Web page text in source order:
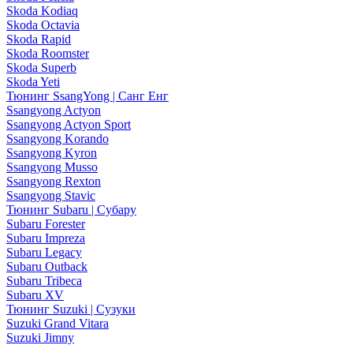
Skoda Kodiaq
Skoda Octavia
Skoda Rapid
Skoda Roomster
Skoda Superb
Skoda Yeti
Тюнинг SsangYong | Санг Енг
Ssangyong Actyon
Ssangyong Actyon Sport
Ssangyong Korando
Ssangyong Kyron
Ssangyong Musso
Ssangyong Rexton
Ssangyong Stavic
Тюнинг Subaru | Субару
Subaru Forester
Subaru Impreza
Subaru Legacy
Subaru Outback
Subaru Tribeca
Subaru XV
Тюнинг Suzuki | Сузуки
Suzuki Grand Vitara
Suzuki Jimny